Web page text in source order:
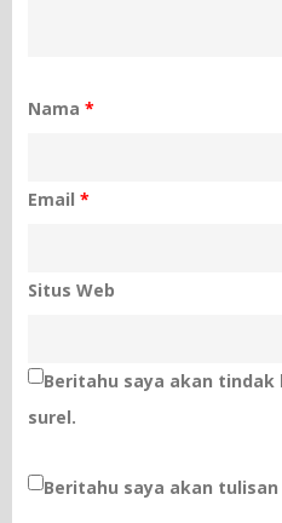
Nama*
Email*
Situs Web
Beritahu saya akan
surel.
Beritahu saya akan